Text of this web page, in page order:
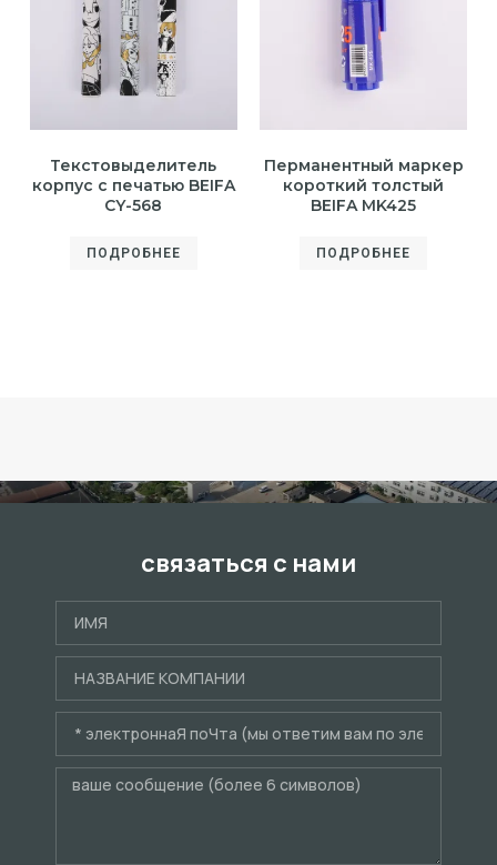
Текстовыделитель
корпус с печатью BEIFA
CY-568
ПОДРОБНЕЕ
Перманентный маркер
короткий толстый
BEIFA MK425
ПОДРОБНЕЕ
связаться с нами